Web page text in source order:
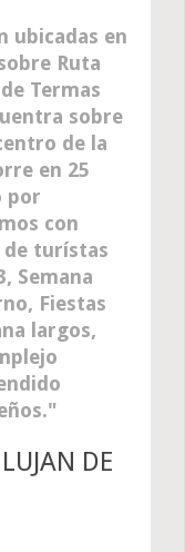
ubicadas en
Ruta
Termas
sobre
de la
en 25
por
con
de turístas
Semana
Fiestas
largos,
DE